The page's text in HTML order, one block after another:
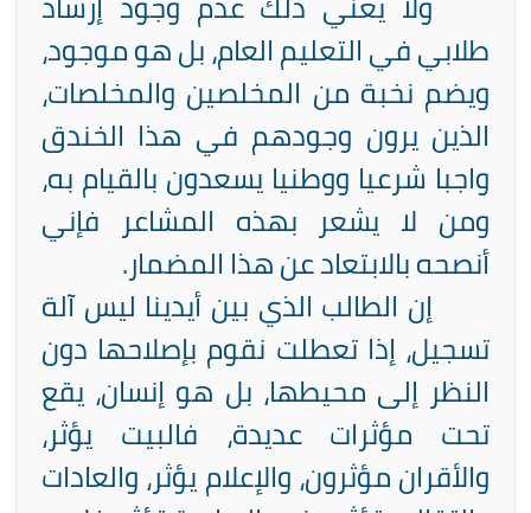
طلابي في التعليم العام، بل هو موجود،
ويضم نخبة من المخلصين والمخلصات،
الذين يرون وجودهم في هذا الخندق
واجبا شرعيا ووطنيا يسعدون بالقيام به،
ومن لا يشعر بهذه المشاعر فإني
أنصحه بالابتعاد عن هذا المضمار.
إن الطالب الذي بين أيدينا ليس آلة
تسجيل، إذا تعطلت نقوم بإصلاحها دون
النظر إلى محيطها، بل هو إنسان، يقع
تحت مؤثرات عديدة، فالبيت يؤثر،
والأقران مؤثرون، والإعلام يؤثر، والعادات